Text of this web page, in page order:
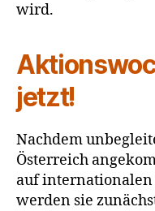
wird.
jetzt!
Nachdem
Österreich
auf internationalen
werden sie